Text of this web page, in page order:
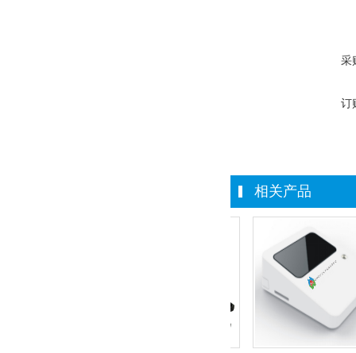
采
订
相关产品